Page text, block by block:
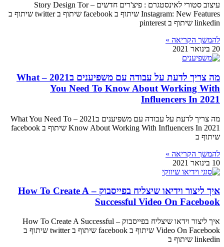
עיצוב סטורי לאינסטגרם : פיצ'רים חדשים – Story Design Tor
Instagram: New Features שיתוף ב facebook שיתוף ב twitter שיתוף ב
linkedin שיתוף ב pinterest
להמשך הקריאה »
20 בינואר 2021
מה צריך לדעת על עבודה עם משפיענים ב2021 – What
You Need To Know About Working With
Influencers In 2021
מה צריך לדעת על עבודה עם משפיענים ב2021 – What You Need To
Know About Working With Influencers In 2021 שיתוף ב facebook
שיתוף ב
להמשך הקריאה »
10 בינואר 2021
איך ליצור וידיאו שיצליח בפייסבוק – How To Create A
Successful Video On Facebook
איך ליצור וידאו שיצליח בפייסבוק – How To Create A Successful
Video On Facebook שיתוף ב facebook שיתוף ב twitter שיתוף ב
linkedin שיתוף ב